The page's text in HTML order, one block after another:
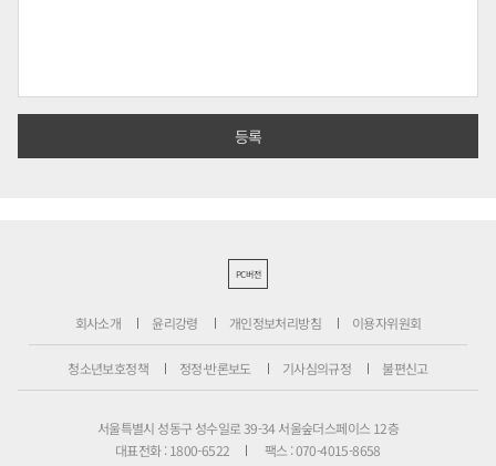
PC버전
회사소개 윤리강령 개인정보처리방침 이용자위원회
청소년보호정책 정정·반론보도 기사심의규정 불편신고
서울특별시 성동구 성수일로 39-34 서울숲더스페이스 12층
대표전화 : 1800-6522
팩스 : 070-4015-8658